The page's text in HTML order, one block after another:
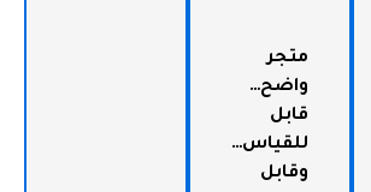
متجر
واضح…
قابل
للقياس…
وقابل